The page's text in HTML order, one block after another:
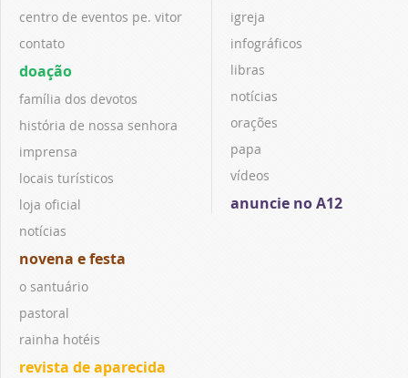
centro de eventos pe. vitor
contato
doação
família dos devotos
história de nossa senhora
imprensa
locais turísticos
loja oficial
notícias
novena e festa
o santuário
pastoral
rainha hotéis
revista de aparecida
igreja
infográficos
libras
notícias
orações
papa
vídeos
anuncie no A12